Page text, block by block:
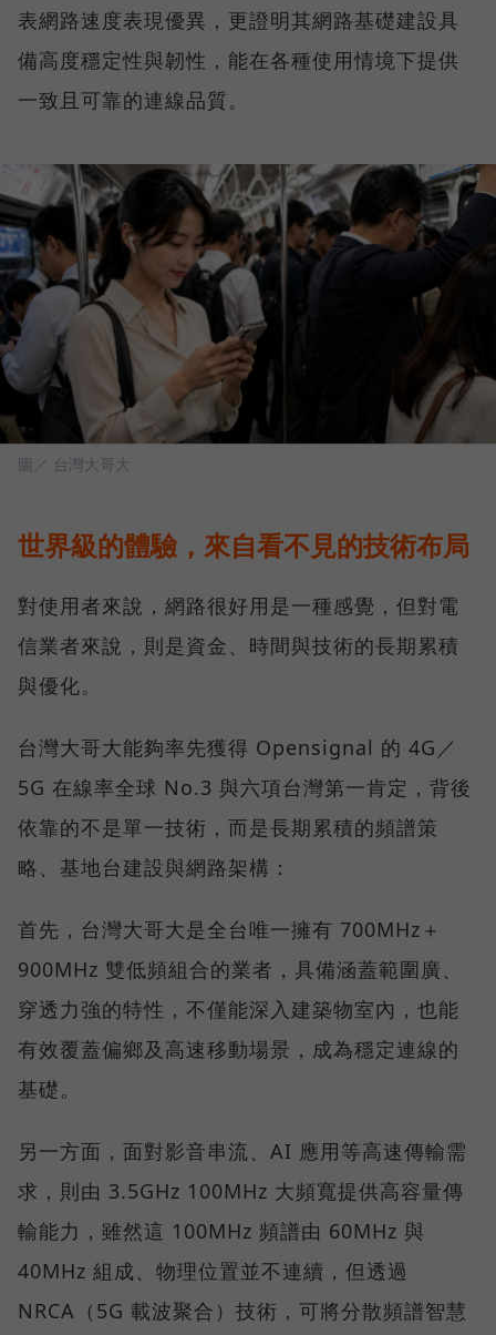
表網路速度表現優異，更證明其網路基礎建設具
備高度穩定性與韌性，能在各種使用情境下提供
一致且可靠的連線品質。
圖／ 台灣大哥大
世界級的體驗，來自看不見的技術布局
對使用者來說，網路很好用是一種感覺，但對電
信業者來說，則是資金、時間與技術的長期累積
與優化。
台灣大哥大能夠率先獲得 Opensignal 的 4G／
5G 在線率全球 No.3 與六項台灣第一肯定，背後
依靠的不是單一技術，而是長期累積的頻譜策
略、基地台建設與網路架構：
首先，台灣大哥大是全台唯一擁有 700MHz＋
900MHz 雙低頻組合的業者，具備涵蓋範圍廣、
穿透力強的特性，不僅能深入建築物室內，也能
有效覆蓋偏鄉及高速移動場景，成為穩定連線的
基礎。
另一方面，面對影音串流、AI 應用等高速傳輸需
求，則由 3.5GHz 100MHz 大頻寬提供高容量傳
輸能力，雖然這 100MHz 頻譜由 60MHz 與
40MHz 組成、物理位置並不連續，但透過
NRCA（5G 載波聚合）技術，可將分散頻譜智慧